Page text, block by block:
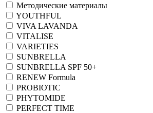
Методические материалы
YOUTHFUL
VIVA LAVANDA
VITALISE
VARIETIES
SUNBRELLA
SUNBRELLA SPF 50+
RENEW Formula
PROBIOTIC
PHYTOMIDE
PERFECT TIME